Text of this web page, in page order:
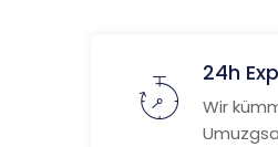
24h
Wir